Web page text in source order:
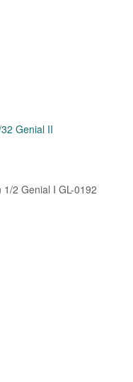
Genial II